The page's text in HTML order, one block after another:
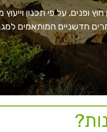
ופנים, על פי תכנון
חדשניים המותאמים